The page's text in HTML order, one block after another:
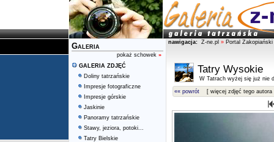
Galeria
pokaż schowek »
GALERIA ZDJĘĆ
Doliny tatrzańskie
Impresje fotograficzne
Impresje górskie
Jaskinie
Panoramy tatrzańskie
Stawy, jeziora, potoki...
Tatry Bielskie
nawigacja: Z-ne.pl » Portal Zakopiański
Tatry Wysokie
W Tatrach wyżej się już nie
«« powrót [ więcej zdjęć tego autora